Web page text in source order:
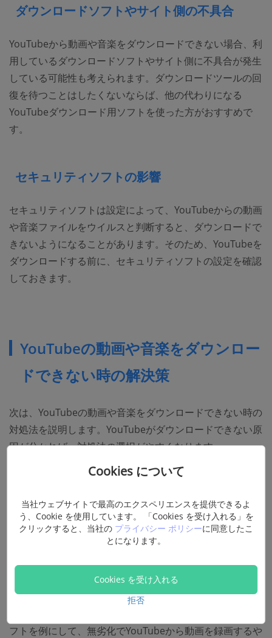
ダウンロードソフトやサイト側の不具合
YouTubeから動画や音楽をダウンロードできない場合、利
用しているダウンロードソフトやサイト側に不具合が発生
している可能性も考えられます。ダウンロードツールの回
復を待つことはしたくないならば、他の代わりになる
YouTubeダウンロード用ソフトを使った方がおすすめで
す。
セキュリティソフトの影響
セキュリティソフトは設定によって、YouTubeからの動画
や音楽ファイルをウイルスと判断すると、ダウンロードで
きないようになることがあります。そのため、YouTubeを
ダウンロードする前に、セキュリティソフトの設定を確認
しておきます。
YouTubeの動画や音楽をダウンロー
ドできない時の解決策
次は、YouTubeの動画や音楽をダウンロードできない時の
対処法を説明します。YouTubeがダウンロードできない原
因が分かれば、対処法の選択がやすくなります。
録画する
YouTubeから好きな動画や音楽をダウンロードできない場
合、一番効率的な方法は録画ソフトを利用することです。
画面録画ソフトであれば、PCで再生しているYouTubeの
動画をキャプチャーして保存することが可能です。ここで
フトを例にして、無劣化でYouTubeから動画を録画するや
Cookies について
当社ウェブサイトで最高のエクスペリエンスを提供できるよ
う、Cookie を使用しています。 「Cookies を受け入れる」を
クリックすると、当社の プライバシー ポリシーに同意したこ
とになります。
Cookies を受け入れる
拒否